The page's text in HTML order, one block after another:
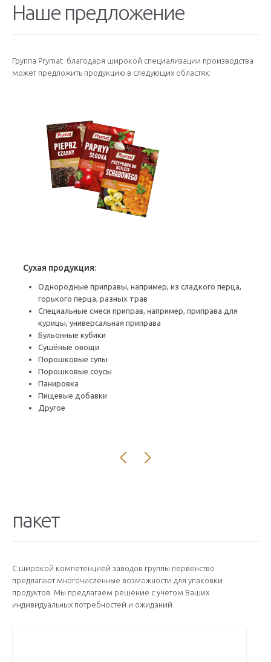
Наше предложение
Группа Prymat благодаря широкой специализации производства
может предложить продукцию в следующих областях:
Сухая продукция:
Однородные приправы, например, из сладкого перца,
горького перца, разных трав
Специальные смеси приправ, например, приправа для
курицы, универсальная приправа
Бульонные кубики
Сушёные овощи
Порошковые супы
Порошковые соусы
Панировка
Пищевые добавки
Другое
пакет
С широкой компетенцией заводов группы первенство
предлагают многочисленные возможности для упаковки
продуктов. Мы предлагаем решение с учетом Ваших
индивидуальных потребностей и ожиданий.